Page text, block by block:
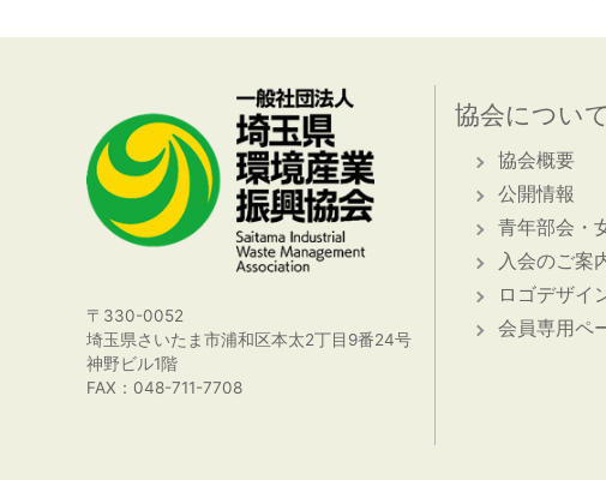
〒330-0052
埼玉県さいたま市浦和区本太2丁目9番24号
神野ビル1階
FAX：048-711-7708
協会について
協会概要
公開情報
青年部会・
入会のご案
ロゴデザイ
会員専用ペ